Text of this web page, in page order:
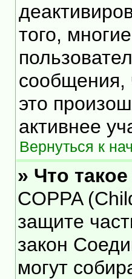
того,
сообщения,
это
активнее
Вернуться к
» Что
COPPA
защите
закон
могут